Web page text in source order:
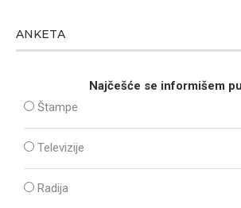
ANKETA
Najčešće se informišem
Štampe
Televizije
Radija